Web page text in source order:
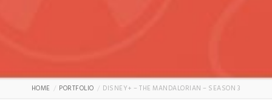
HOME PORTFOLIO DISNEY+ – THE MANDALORIAN – SEASON 3